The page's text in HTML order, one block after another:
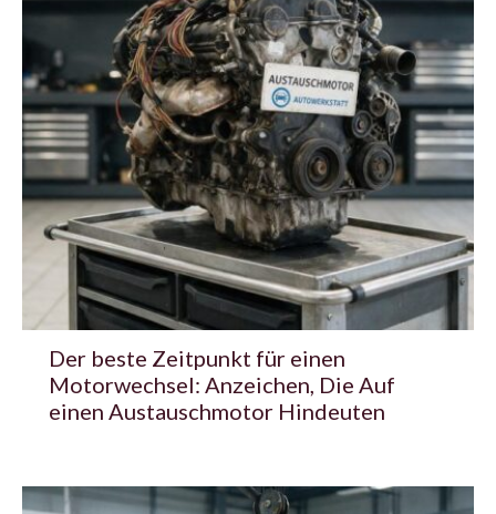
Der beste Zeitpunkt für einen
Motorwechsel: Anzeichen, Die Auf
einen Austauschmotor Hindeuten